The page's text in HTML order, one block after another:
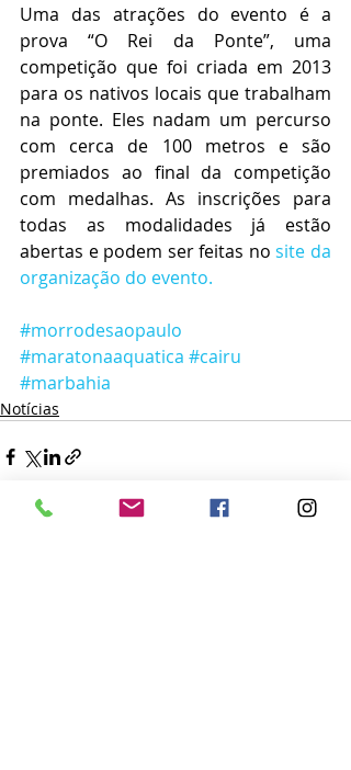
Uma das atrações do evento é a
prova “O Rei da Ponte”, uma
competição que foi criada em 2013
para os nativos locais que trabalham
na ponte. Eles nadam um percurso
com cerca de 100 metros e são
premiados ao final da competição
com medalhas. As inscrições para
todas as modalidades já estão
abertas e podem ser feitas no site da
organização do evento.
#morrodesaopaulo
#maratonaaquatica #cairu
#marbahia
Notícias